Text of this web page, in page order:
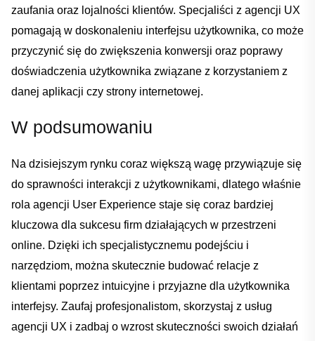
zaufania oraz lojalności klientów. Specjaliści z agencji UX
pomagają w ​doskonaleniu⁣ interfejsu⁢ użytkownika, co może
przyczynić się do zwiększenia konwersji​ oraz poprawy
doświadczenia użytkownika ‌związane z korzystaniem ‍z‍
danej​ aplikacji czy strony internetowej.‌
W podsumowaniu
Na dzisiejszym‍ rynku⁣ coraz większą wagę przywiązuje się
do sprawności interakcji z użytkownikami, dlatego właśnie
‌rola agencji User Experience staje się coraz bardziej⁤
kluczowa dla sukcesu firm działających w przestrzeni‍
online. Dzięki ich specjalistycznemu‍ podejściu i
narzędziom, można​ skutecznie budować ‍relacje ‍z ​
klientami poprzez intuicyjne i ⁤przyjazne ‌dla ⁣użytkownika
‌interfejsy. ‍Zaufaj ⁢profesjonalistom, skorzystaj z usług
agencji UX i ‍zadbaj o wzrost skuteczności swoich działań